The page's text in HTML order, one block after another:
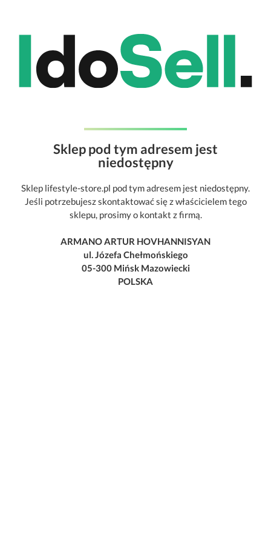
Sklep pod tym adresem jest
niedostępny
Sklep lifestyle-store.pl pod tym adresem jest niedostępny.
Jeśli potrzebujesz skontaktować się z właścicielem tego
sklepu, prosimy o kontakt z firmą.
ARMANO ARTUR HOVHANNISYAN
ul. Józefa Chełmońskiego
05-300 Mińsk Mazowiecki
POLSKA